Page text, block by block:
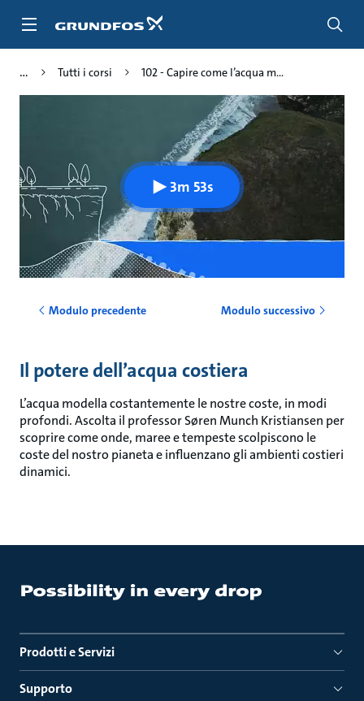
Tutti i corsi 102 - Capire come l’acqua m...
3m 53s
Modulo precedente Modulo successivo
Il potere dell’acqua costiera
L’acqua modella costantemente le nostre coste, in modi
profondi. Ascolta il professor Søren Munch Kristiansen per
scoprire come onde, maree e tempeste scolpiscono le
coste del nostro pianeta e influenzano gli ambienti costieri
dinamici.
Prodotti e Servizi
Supporto